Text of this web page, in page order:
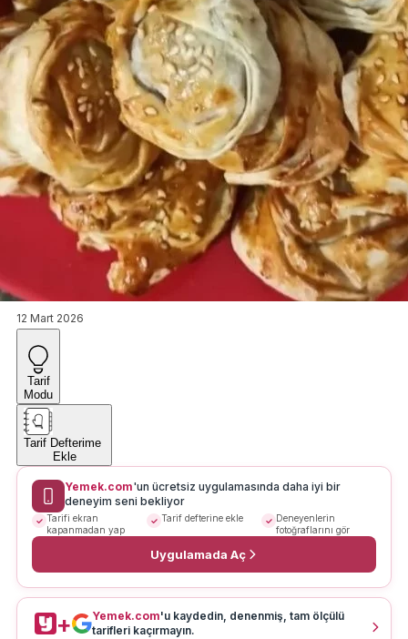
12 Mart 2026
Tarif
Modu
Tarif Defterime
Ekle
Yemek.com'un ücretsiz uygulamasında daha iyi bir
deneyim seni bekliyor
Tarifi ekran
kapanmadan yap
Tarif defterine ekle
Deneyenlerin
fotoğraflarını gör
Uygulamada Aç
+ Yemek.com'u kaydedin, denenmiş, tam ölçülü
tarifleri kaçırmayın.